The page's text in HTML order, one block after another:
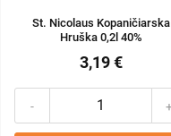
St. Nicolaus Kopaničiarska
Hruška 0,2l 40%
3,19 €
-